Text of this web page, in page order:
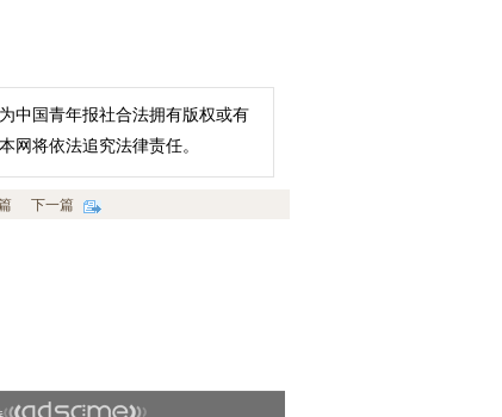
中国青年报社合法拥有版权或有
网将依法追究法律责任。
下一篇